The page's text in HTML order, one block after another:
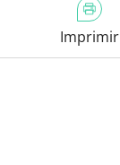
Imprimir